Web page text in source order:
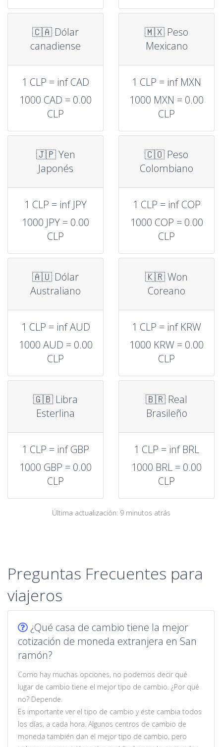
🇨🇦 Dólar
canadiense
1 CLP = inf CAD
1000 CAD = 0.00
CLP
🇲🇽 Peso
Mexicano
1 CLP = inf MXN
1000 MXN = 0.00
CLP
🇯🇵 Yen
Japonés
1 CLP = inf JPY
1000 JPY = 0.00
CLP
🇨🇴 Peso
Colombiano
1 CLP = inf COP
1000 COP = 0.00
CLP
🇦🇺 Dólar
Australiano
1 CLP = inf AUD
1000 AUD = 0.00
CLP
🇰🇷 Won
Coreano
1 CLP = inf KRW
1000 KRW = 0.00
CLP
🇬🇧 Libra
Esterlina
1 CLP = inf GBP
1000 GBP = 0.00
CLP
🇧🇷 Real
Brasileño
1 CLP = inf BRL
1000 BRL = 0.00
CLP
Última actualización: 9 minutos atrás
Preguntas Frecuentes para
viajeros
¿Qué casa de cambio tiene la mejor
cotización de moneda extranjera en San
ramón?
Como hay muchas opciones, no podemos decir qué
lugar de cambio tiene el mejor tipo de cambio. ¿Por qué
no? Depende.
Es importante ver el tipo de cambio y éste cambia todos
los días, a cada hora. Algunos centros de cambio de
moneda también dan el mejor tipo de cambio, pero